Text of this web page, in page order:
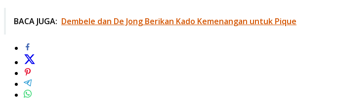
BACA JUGA: Dembele dan De Jong Berikan Kado Kemenangan untuk Pique